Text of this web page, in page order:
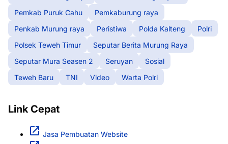
Pemkab Puruk Cahu
Pemkaburung raya
Penkab Murung raya
Peristiwa Polda Kalteng
Polri
Polsek Teweh Timur
Seputar Berita Murung Raya
Seputar Mura Seasen 2
Seruyan
Sosial
Teweh Baru
TNI Video Warta Polri
Link Cepat
Jasa Pembuatan Website